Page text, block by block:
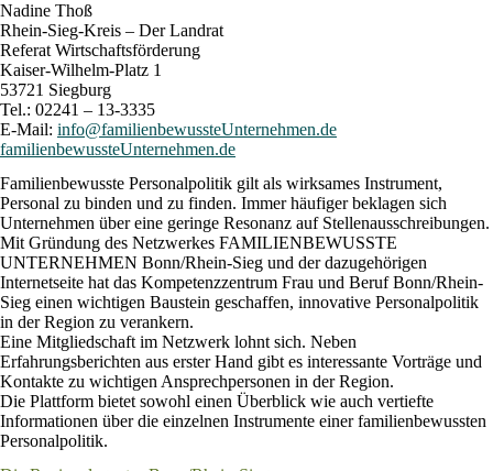
Nadine Thoß
Rhein-Sieg-Kreis – Der Landrat
Referat Wirtschaftsförderung
Kaiser-Wilhelm-Platz 1
53721 Siegburg
Tel.: 02241 – 13-3335
E-Mail: info@familienbewussteUnternehmen.de
familienbewussteUnternehmen.de
Familienbewusste Personalpolitik gilt als wirksames Instrument,
Personal zu binden und zu finden. Immer häufiger beklagen sich
Unternehmen über eine geringe Resonanz auf Stellenausschreibungen.
Mit Gründung des Netzwerkes FAMILIENBEWUSSTE
UNTERNEHMEN Bonn/Rhein-Sieg und der dazugehörigen
Internetseite hat das Kompetenzzentrum Frau und Beruf Bonn/Rhein-
Sieg einen wichtigen Baustein geschaffen, innovative Personalpolitik
in der Region zu verankern.
Eine Mitgliedschaft im Netzwerk lohnt sich. Neben
Erfahrungsberichten aus erster Hand gibt es interessante Vorträge und
Kontakte zu wichtigen Ansprechpersonen in der Region.
Die Plattform bietet sowohl einen Überblick wie auch vertiefte
Informationen über die einzelnen Instrumente einer familienbewussten
Personalpolitik.